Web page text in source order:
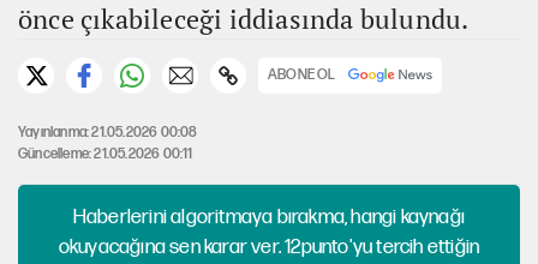
önce çıkabileceği iddiasında bulundu.
ABONE OL
Yayınlanma: 21.05.2026 00:08
Güncelleme: 21.05.2026 00:11
Haberlerini algoritmaya bırakma, hangi kaynağı
okuyacağına sen karar ver. 12punto'yu tercih ettiğin